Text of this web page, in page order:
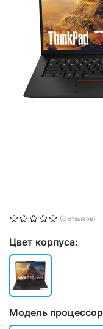
(0 отзывов)
Цвет корпуса:
Модель